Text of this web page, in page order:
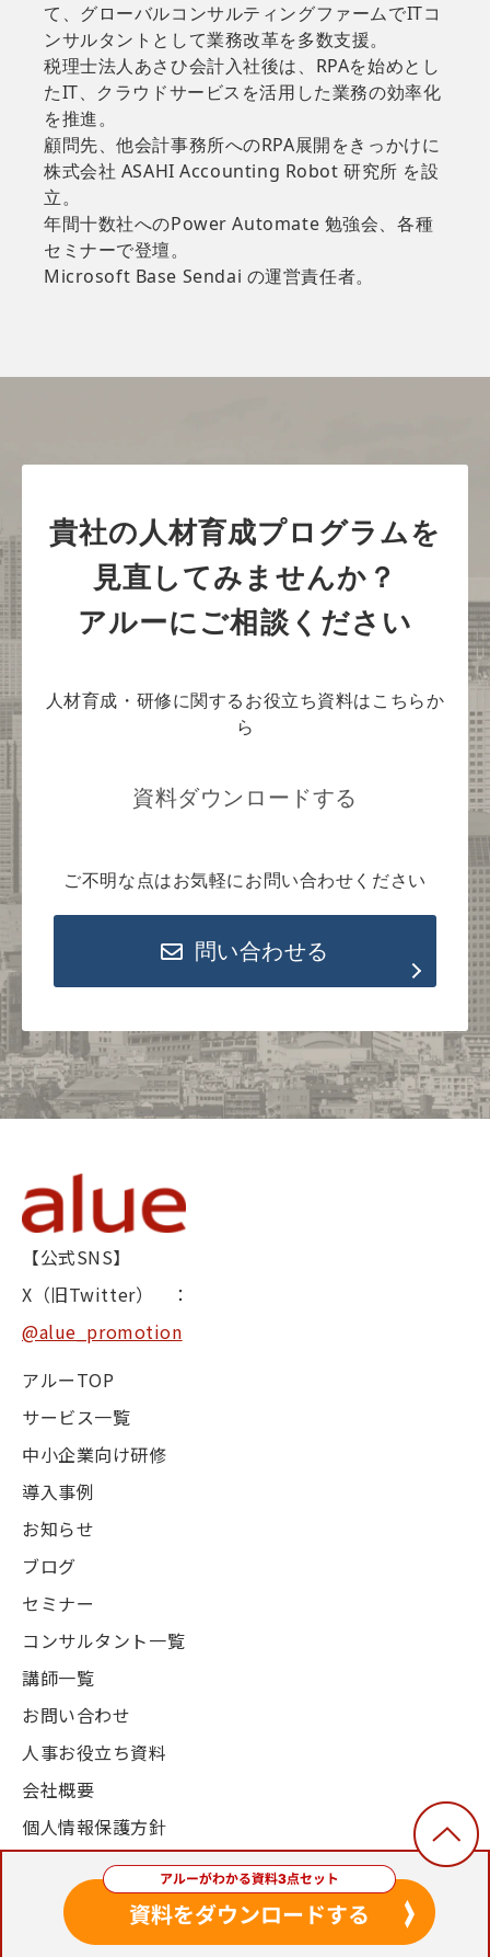
て、グローバルコンサルティングファームでITコ
ンサルタントとして業務改革を多数支援。
税理士法人あさひ会計入社後は、RPAを始めとし
たIT、クラウドサービスを活用した業務の効率化
を推進。
顧問先、他会計事務所へのRPA展開をきっかけに
株式会社 ASAHI Accounting Robot 研究所 を設
立。
年間十数社へのPower Automate 勉強会、各種
セミナーで登壇。
Microsoft Base Sendai の運営責任者。
貴社の人材育成プログラムを
見直してみませんか？
アルーにご相談ください
人材育成・研修に関するお役立ち資料はこちらか
ら
資料ダウンロードする
ご不明な点はお気軽にお問い合わせください
問い合わせる
【公式SNS】
X（旧Twitter） ：
@alue_promotion
アルーTOP
サービス一覧
中小企業向け研修
導入事例
お知らせ
ブログ
セミナー
コンサルタント一覧
講師一覧
お問い合わせ
人事お役立ち資料
会社概要
個人情報保護方針
© 2003-2024, Alue Co., Ltd. All Rights Reserved.